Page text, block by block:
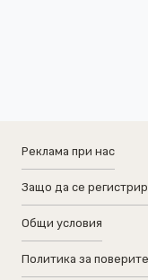
Реклама при нас
Защо да се
Общи условия
Политика за